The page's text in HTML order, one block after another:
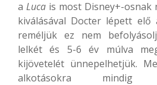
a Luca is most Disney+-osnak
kiválásával Docter lépett elő
reméljük ez nem
lelkét és 5-6 év múlva
kijövetelét ünnepelhetjük.
alkotásokra mindig